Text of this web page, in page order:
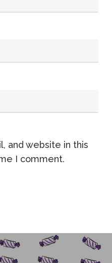
and website in this
I comment.